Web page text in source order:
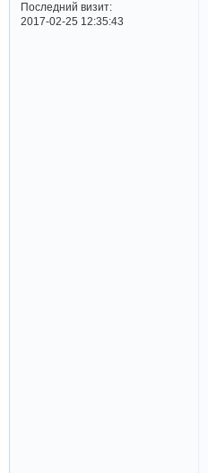
Последний визит:
2017-02-25 12:35:43